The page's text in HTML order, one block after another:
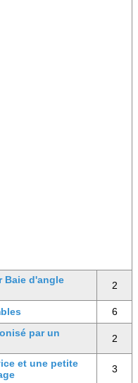
Baie d'angle 2
6
par un
2
et une petite
3